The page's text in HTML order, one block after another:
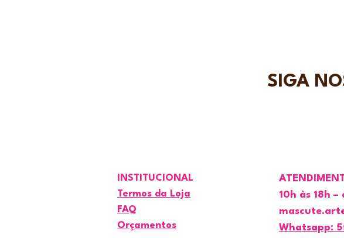
SIGA
INSTITUCIONAL
Termos da Loja
FAQ
Orçamentos
10h às 18h
Whatsapp: